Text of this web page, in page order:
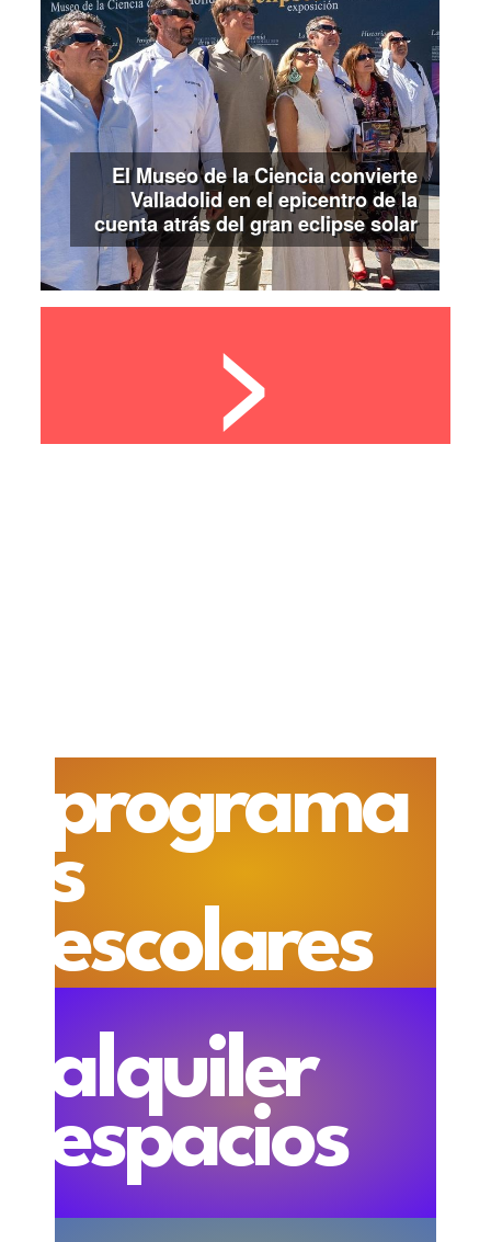
El Museo de la Ciencia convierte
Valladolid en el epicentro de la
cuenta atrás del gran eclipse solar
>
programa
s
escolares
alquiler
espacios